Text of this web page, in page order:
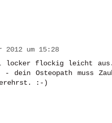
2012 um 15:28
locker flockig leicht
dein Osteopath muss
:-)